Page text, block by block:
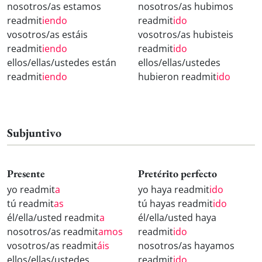
nosotros/as estamos
readmitiendo
vosotros/as estáis
readmitiendo
ellos/ellas/ustedes están
readmitiendo
nosotros/as hubimos
readmitido
vosotros/as hubisteis
readmitido
ellos/ellas/ustedes
hubieron readmitido
Subjuntivo
Presente
yo readmita
tú readmitas
él/ella/usted readmita
nosotros/as readmitamos
vosotros/as readmitáis
Pretérito perfecto
yo haya readmitido
tú hayas readmitido
él/ella/usted haya
readmitido
nosotros/as hayamos